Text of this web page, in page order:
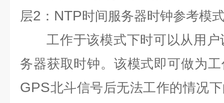
层2 ： NTP时间服务器时钟参考模
工作于该模式下时可以从用户
务器获取时钟。该模式即可做为
GPS北斗信号后无法工作的情况